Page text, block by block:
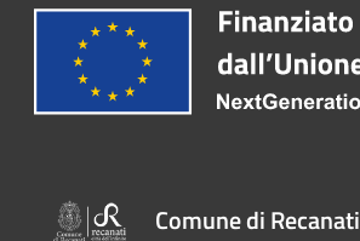
Comune di Recanati